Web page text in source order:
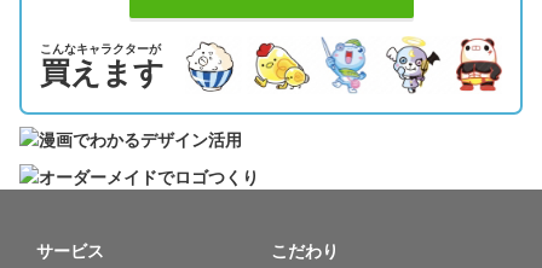
こんなキャラクターが
買えます
サービス こだわり